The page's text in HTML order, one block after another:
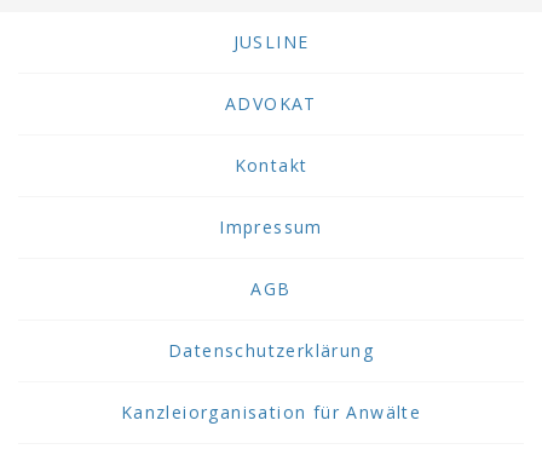
JUSLINE
ADVOKAT
Kontakt
Impressum
AGB
Datenschutzerklärung
Kanzleiorganisation für Anwälte